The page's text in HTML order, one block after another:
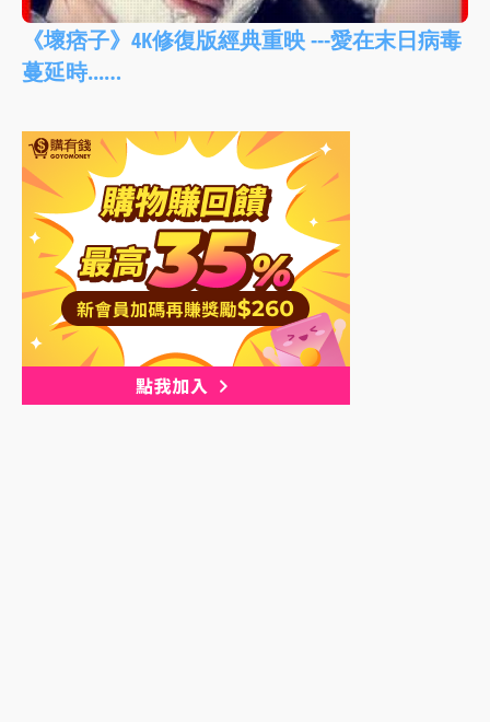
《壞痞子》4K修復版經典重映 ---愛在末日病毒
蔓延時...…